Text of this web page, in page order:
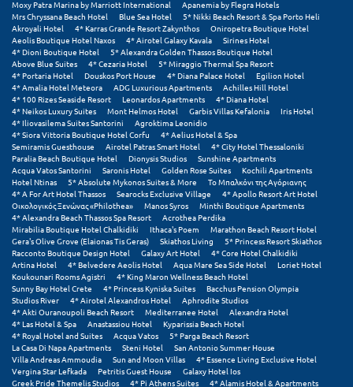
Moxy Patra Marina by Marriott International
Apanemia by Flegra Hotels
Mrs Chryssana Beach Hotel
Blue Sea Hotel
5* Nikki Beach Resort & Spa Porto Heli
Akroyali Hotel
4* Karras Grande Resort Zakynthos
Oniropetra Boutique Hotel
Aeolis Boutique Hotel Naxos
4* Airotel Galaxy Kavala
Sirines Hotel
4* Dioni Boutique Hotel
5* Alexandra Golden Thassos Boutique Hotel
Above Blue Suites
4* Cezaria Hotel
5* Miraggio Thermal Spa Resort
4* Portaria Hotel
Douskos Port House 4* Diana Palace Hotel
Egilion Hotel
4* Amalia Hotel Meteora
ADG Luxurious Apartments
Achilles Hill Hotel
4* 100 Rizes Seaside Resort
Leonardos Apartments
4* Diana Hotel
4* Neikos Luxury Suites
Mont Helmos Hotel Garbis Villas Kefalonia
Iris Hotel
4* Iliovasilema Suites Santorini
Agroktima Leonidio
4* Siora Vittoria Boutique Hotel Corfu
4* Aelius Hotel & Spa
Semiramis Guesthouse
Airotel Patras Smart Hotel
4* City Hotel Thessaloniki
Paralia Beach Boutique Hotel
Dionysis Studios
Sunshine Apartments
Acqua Vatos Santorini
Saronis Hotel Golden Rose Suites
Kochili Apartments
Hotel Ntinas
5* Absolute Mykonos Suites & More
Το Μπαλκόνι της Αγόριανης
4* A For Art Hotel Thassos
Searocks Exclusive Village
4* Apollo Resort Art Hotel
Οικολογικός Ξενώνας «Philothea»
Manos Syros
Minthi Boutique Apartments
4* Alexandra Beach Thassos Spa Resort
Acrothea Perdika
Mirabilia Boutique Hotel Chalkidiki
Ithaca's Poem
Marathon Beach Resort Hotel
Gera's Olive Grove (Elaionas Tis Geras)
Skiathos Living
5* Princess Resort Skiathos
Racconto Boutique Design Hotel
Galaxy Art Hotel
4* Core Hotel Chalkidiki
Artina Hotel
4* Belvedere Aeolis Hotel Aqua Mare Sea Side Hotel
Loriet Hotel
Koukounari Rooms Agistri
4* King Maron Wellness Beach Hotel
Sunny Bay Hotel Crete
4* Princess Kyniska Suites
Bacchus Pension Olympia
Studios River
4* Airotel Alexandros Hotel
Aphrodite Studios
4* Akti Ouranoupoli Beach Resort
Mediterranee Hotel
Alexandra Hotel
4* Las Hotel & Spa
Anastassiou Hotel
Kyparissia Beach Hotel
4* Royal Hotel and Suites
Acqua Vatos
5* Parga Beach Resort
La Casa Di Napa Apartments
Steni Hotel
San Antonio Summer House
Villa Andreas Ammoudia
Sun and Moon Villas
4* Essence Living Exclusive Hotel
Vergina Star Lefkada
Petritis Guest House
Galaxy Hotel Ios
Greek Pride Themelis Studios
4* Pi Athens Suites
4* Alamis Hotel & Apartments